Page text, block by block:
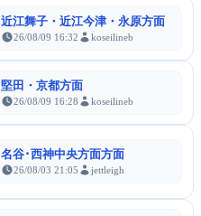
近江舞子・近江今津・永原方面
26/08/09 16:32 koseilineb
堅田・京都方面
26/08/09 16:28 koseilineb
名谷･西神中央方面方面
26/08/03 21:05 jettleigh